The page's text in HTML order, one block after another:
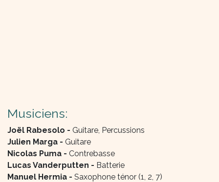
Musiciens:
Joël Rabesolo - Guitare, Percussions
Julien Marga - Guitare
Nicolas Puma - Contrebasse
Lucas Vanderputten - Batterie
Manuel Hermia - Saxophone ténor (1, 2, 7)